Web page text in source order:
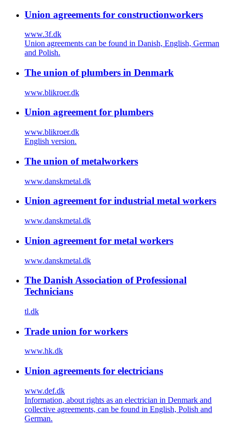
Union agreements for constructionworkers
www.3f.dk
Union agreements can be found in Danish, English, German
and Polish.
The union of plumbers in Denmark
www.blikroer.dk
Union agreement for plumbers
www.blikroer.dk
English version.
The union of metalworkers
www.danskmetal.dk
Union agreement for industrial metal workers
www.danskmetal.dk
Union agreement for metal workers
www.danskmetal.dk
The Danish Association of Professional
Technicians
tl.dk
Trade union for workers
www.hk.dk
Union agreements for electricians
www.def.dk
Information, about rights as an electrician in Denmark and
collective agreements, can be found in English, Polish and
German.